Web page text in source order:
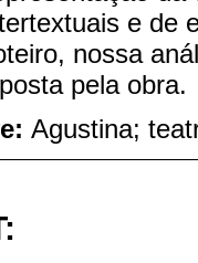
e de
nossa
pela obra.
Agustina;